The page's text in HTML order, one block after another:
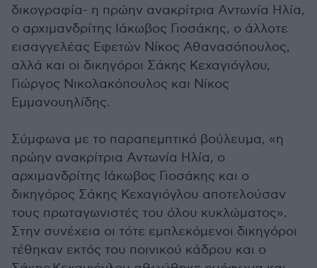
δικογραφία- η πρώην ανακρίτρια Αντωνία Ηλία,
ο αρχιμανδρίτης Ιάκωβος Γιοσάκης, ο άλλοτε
εισαγγελέας Εφετών Νίκος Αθανασόπουλος,
αλλά και οι δικηγόροι Σάκης Κεχαγιόγλου,
Γιώργος Νικολακόπουλος και Νίκος
Εμμανουηλίδης.
Σύμφωνα με το παραπεμπτικό βούλευμα, «η
πρώην ανακρίτρια Αντωνία Ηλία, ο
αρχιμανδρίτης Ιάκωβος Γιοσάκης και ο
δικηγόρος Σάκης Κεχαγιόγλου αποτελούσαν
τους πρωταγωνιστές του όλου κυκλώματος».
Στην συνέχεια οι τότε εμπλεκόμενοι δικηγόροι
τέθηκαν εκτός του ποινικού κάδρου και ο